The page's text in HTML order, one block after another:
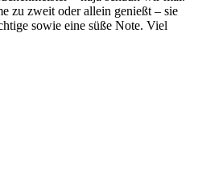
zu zweit oder allein genießt – sie
sowie eine süße Note. Viel